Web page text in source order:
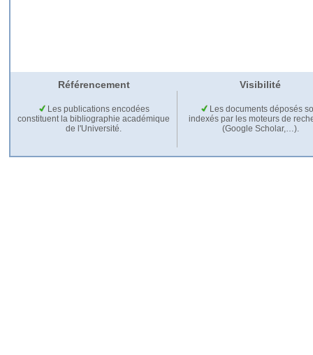
Référencement Visibilité
Les publications encodées
constituent la bibliographie académique
de l'Université.
Les documents déposés
indexés par les moteurs de
(Google Scholar,…).